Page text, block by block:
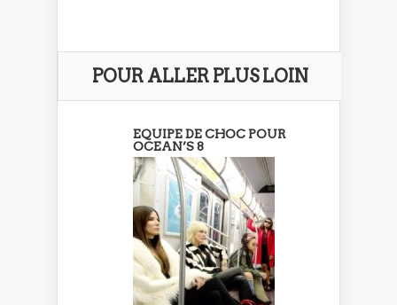
POUR ALLER PLUS LOIN
EQUIPE DE CHOC POUR
OCEAN’S 8